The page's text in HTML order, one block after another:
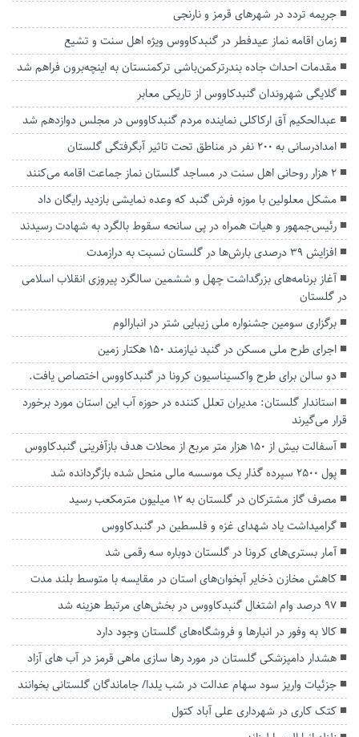
جریمه تردد در شهر‌های قرمز و نارنجی
زمان اقامه نماز عیدفطر در گنبدکاووس ویژه اهل سنت و تشیع
مقدمات احداث جاده بندرترکمن‌باشی ترکمنستان به اینچه‌برون فراهم شد
گلایگی شهروندان گنبدکاووس از تاریکی معابر
عبدالحکیم آق ارکاکلی نماینده مردم گنبدکاووس در مجلس دوازدهم شد
امدادرسانی به ۲۰۰ نفر در مناطق تحت تاثیر آبگرفتگی گلستان
۲ هزار روحانی اهل سنت در مساجد گلستان نماز جماعت اقامه می‌کنند
مشکل معلولین با موزه فرش گنبد که وعده نمایشی بازدید رایگان داد
رئیس‌جمهور و هیات همراه در پی سانحه سقوط بالگرد به شهادت رسیدند
افزایش ۳۹ درصدی بارش‌ها در گلستان نسبت به درازمدت
آغاز برنامه‌های بزرگداشت چهل و ششمین سالگرد پیروزی انقلاب اسلامی
در گلستان
برگزاری سومین جشنواره ملی زیبایی شتر در انبارالوم
اجرای طرح ملی مسکن در گنبد نیازمند ۱۵۰ هکتار زمین
دو سالن برای طرح واکسیناسیون کرونا در گنبدکاووس اختصاص یافت.
استاندار گلستان: مدیران تعلل کننده در حوزه آب این استان مورد برخورد
قرار می‌گیرند
آسفالت بیش از ۱۵۰ هزار متر مربع از محلات هدف بازآفرینی گنبدکاووس
پول 2500 سپرده گذار یک موسسه مالی منحل شده بازگردانده شد
مصرف گاز مشترکان در گلستان به ۱۲ میلیون مترمکعب رسید
گرامیداشت یاد شهدای غزه و فلسطین در گنبدکاووس
آمار بستری‌های کرونا در گلستان دوباره سه رقمی شد
کاهش مخازن ذخایر آبخوان‌های استان در مقایسه با متوسط بلند مدت
۹۷ درصد وام اشتغال گنبدکاووس در بخش‌های مرتبط هزینه شد
کالا به وفور در انبار‌ها و فروشگاه‌های گلستان وجود دارد
هشدار دامپزشکی گلستان در مورد رها سازی ماهی قرمز در آب های آزاد
جزئیات واریز سود سهام عدالت در شب یلدا/ جاماندگان گلستانی بخوانند
کتک کاری در شهرداری علی آباد کتول